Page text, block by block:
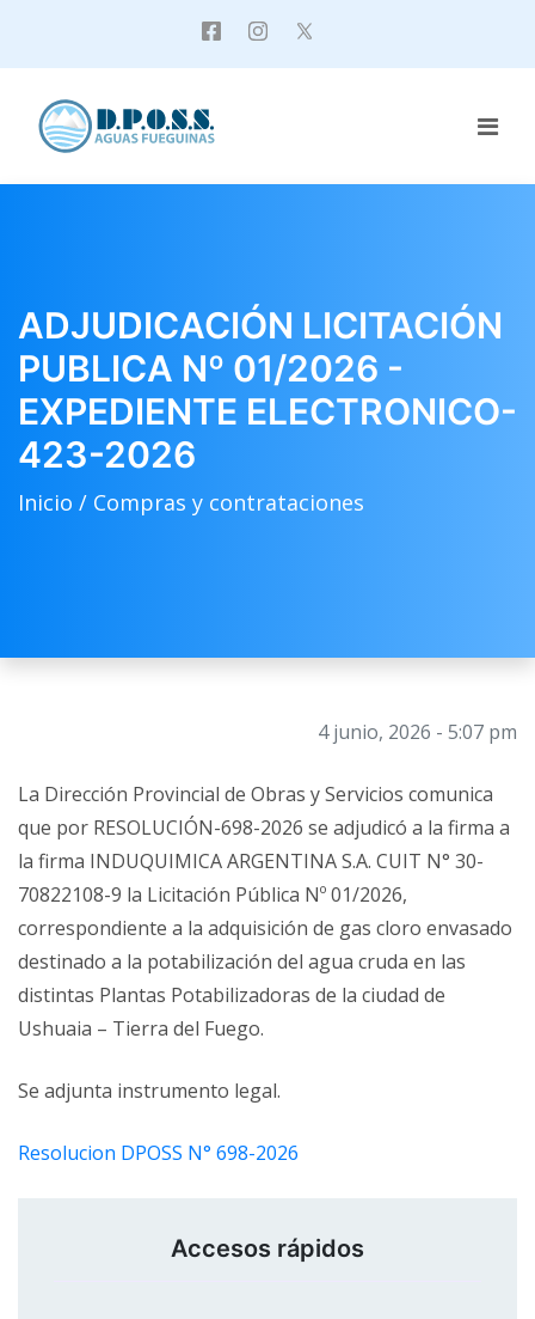
ADJUDICACIÓN LICITACIÓN
PUBLICA Nº 01/2026 -
EXPEDIENTE ELECTRONICO-
423-2026
Inicio / Compras y contrataciones
4 junio, 2026 - 5:07 pm
La Dirección Provincial de Obras y Servicios comunica
que por RESOLUCIÓN-698-2026 se adjudicó a la firma a
la firma INDUQUIMICA ARGENTINA S.A. CUIT N° 30-
70822108-9 la Licitación Pública Nº 01/2026,
correspondiente a la adquisición de gas cloro envasado
destinado a la potabilización del agua cruda en las
distintas Plantas Potabilizadoras de la ciudad de
Ushuaia – Tierra del Fuego.
Se adjunta instrumento legal.
Resolucion DPOSS N° 698-2026
Accesos rápidos